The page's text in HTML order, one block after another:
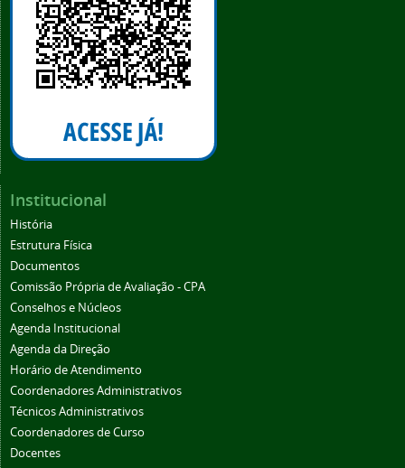
Institucional
História
Estrutura Física
Documentos
Comissão Própria de Avaliação - CPA
Conselhos e Núcleos
Agenda Institucional
Agenda da Direção
Horário de Atendimento
Coordenadores Administrativos
Técnicos Administrativos
Coordenadores de Curso
Docentes